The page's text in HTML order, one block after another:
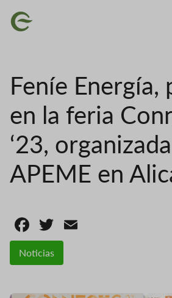
Image
Feníe Energía,
en la feria
‘23,
APEME en
Facebook
Twitter
Noticias